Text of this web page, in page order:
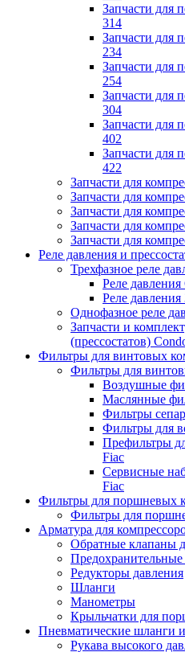
Запчасти для
314
Запчасти для
234
Запчасти для
254
Запчасти для
304
Запчасти для
402
Запчасти для
422
Запчасти для
Запчасти для
Запчасти для
Запчасти для
Запчасти для
Реле давления и
Трехфазное реле
Реле
Реле
Однофазное реле
Запчасти и
(прессостатов)
Фильтры для винтовых
Фильтры для
Воздушные
Маслянные
Фильтры
Фильтры для
Префильтры
Fiac
Сервисные
Fiac
Фильтры для поршневых
Фильтры для
Арматура для
Обратные клапаны
Редукторы давления
Шланги
Манометры
Крыльчатки для
Пневматические шланги
Рукава высокого